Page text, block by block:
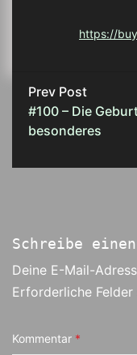
https://
Prev Post
#100 – Die
besonderes
Schreibe einen
Deine E-Mail-
Erforderliche
Kommentar *